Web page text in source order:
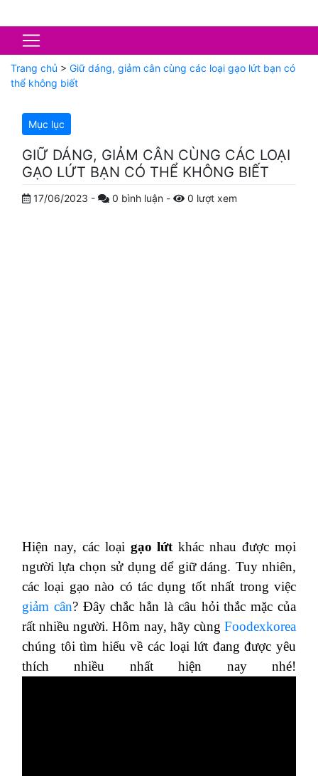
Trang chủ > Giữ dáng, giảm cân cùng các loại gạo lứt bạn có
thể không biết
Mục lục
GIỮ DÁNG, GIẢM CÂN CÙNG CÁC LOẠI
GẠO LỨT BẠN CÓ THỂ KHÔNG BIẾT
17/06/2023 - 0 bình luận - 0 lượt xem
Hiện nay, các loại gạo lứt khác nhau được mọi
người lựa chọn sử dụng dể giữ dáng. Tuy nhiên,
các loại gạo nào có tác dụng tốt nhất trong việc
giảm cân? Đây chắc hẳn là câu hỏi thắc mặc của
rất nhiều người. Hôm nay, hãy cùng Foodexkorea
chúng tôi tìm hiểu về các loại lứt đang được yêu
thích nhiều nhất hiện nay nhé!